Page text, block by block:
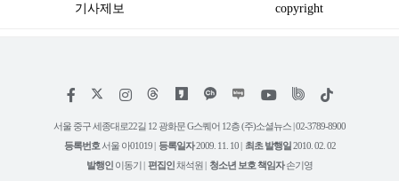
기사제보 copyright
페
스
인
타
램
위
트
유
튜
틱
서울 중구 세종대로22길 12 광화문 G스퀘어 12층 (주)소셜뉴스 | 02-3789-8900
등록번호 서울 아01019 | 등록일자2009. 11. 10 | 최초 발행일2010. 02. 02
발행인 이동기 | 편집인채석원 | 청소년 보호 책임자손기영